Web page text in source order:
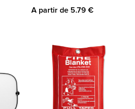
A partir de 5.79 €